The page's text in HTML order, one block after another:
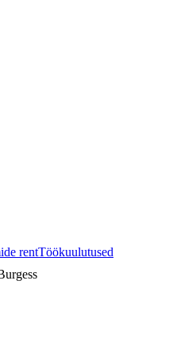
rentTöökuulutused